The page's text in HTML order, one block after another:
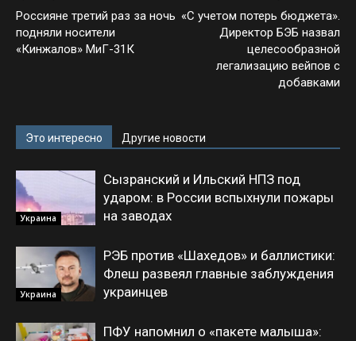
Россияне третий раз за ночь
подняли носители
«Кинжалов» МиГ-31К
«С учетом потерь бюджета».
Директор БЭБ назвал
целесообразной
легализацию вейпов с
добавками
Это интересно Другие новости
Украина
Сызранский и Ильский НПЗ под
ударом: в России вспыхнули пожары
на заводах
Украина
РЭБ против «Шахедов» и баллистики:
Флеш развеял главные заблуждения
украинцев
ПФУ напомнил о «пакете малыша»: